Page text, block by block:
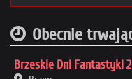
Obecnie
Brzeskie Dni Fantastyki